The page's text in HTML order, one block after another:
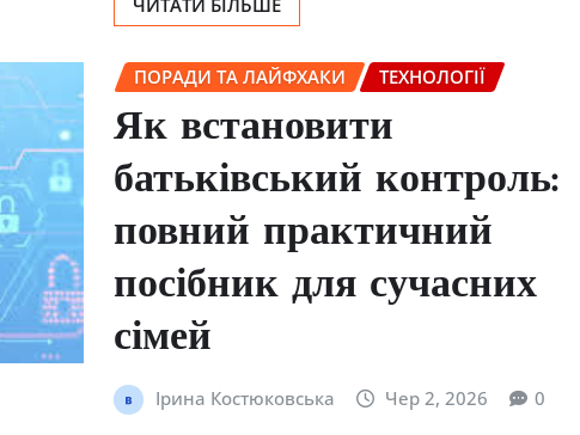
ПОРАДИ ТА ЛАЙФХАКИ ТЕХНОЛОГІЇ
Як встановити
батьківський контроль:
повний практичний
посібник для сучасних
сімей
Ірина Костюковська Чер 2, 2026 0